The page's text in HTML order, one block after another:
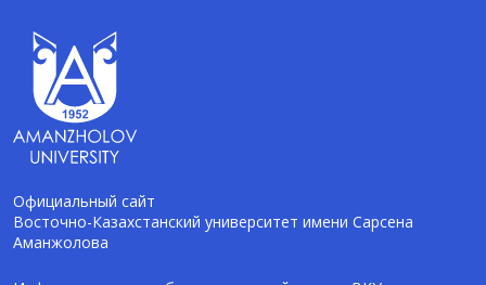
Официальный сайт
Восточно-Казахстанский университет имени Сарсена
Аманжолова